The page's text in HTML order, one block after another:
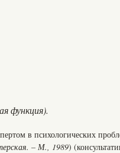
функция).
в психологических
– М., 1989)